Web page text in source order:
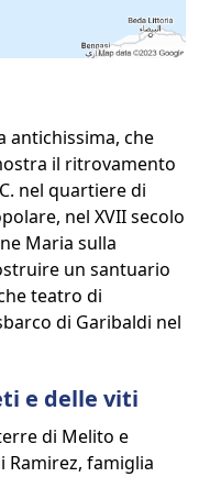
antichissima, che
il ritrovamento
nel quartiere di
nel XVII secolo
Maria sulla
un santuario
teatro di
di Garibaldi nel
e delle viti
di Melito e
famiglia